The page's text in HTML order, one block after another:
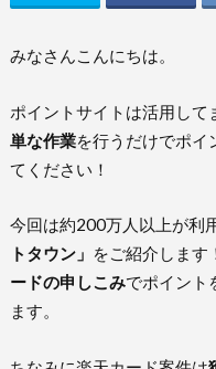
みなさんこんにちは。
ポイントサイトは活用し
単な作業を行うだけでポイ
てください！
今回は約200万人以上が利
トタウン」 をご紹介します
ードの申しこみでポイント
ます。